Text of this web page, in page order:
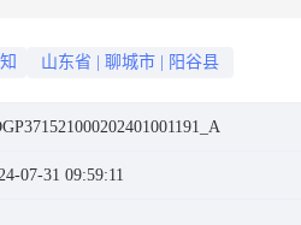
山东省 聊城市 阳谷县
07-31 09:59:11